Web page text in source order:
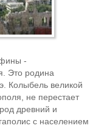
-
Это родина
Колыбель великой
не перестает
древний и
с населением